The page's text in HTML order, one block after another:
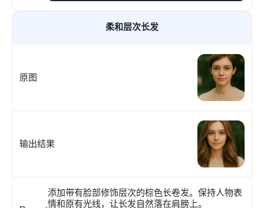
柔和层次长发
原图
输出结果
添加带有脸部修饰层次的棕色长卷发。保持人物表
情和原有光线，让长发自然落在肩膀上。